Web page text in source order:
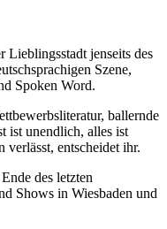
Lieblingsstadt jenseits des
Szene,
Spoken Word.
ballernde
ist unendlich, alles ist
entscheidet ihr.
des letzten
Shows in Wiesbaden und